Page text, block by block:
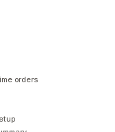
produkt
lagerbeholdning i
Tilpassede
orders